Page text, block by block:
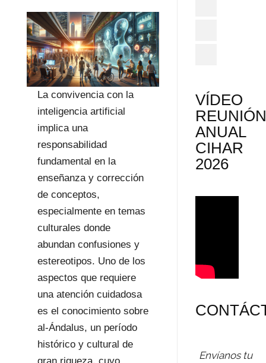
La convivencia con la
inteligencia artificial
implica una
responsabilidad
fundamental en la
enseñanza y corrección
de conceptos,
especialmente en temas
culturales donde
abundan confusiones y
estereotipos. Uno de los
aspectos que requiere
una atención cuidadosa
es el conocimiento sobre
al-Ándalus, un período
histórico y cultural de
VÍDEO
ANUAL
CIHAR
2026
Envíanos tu